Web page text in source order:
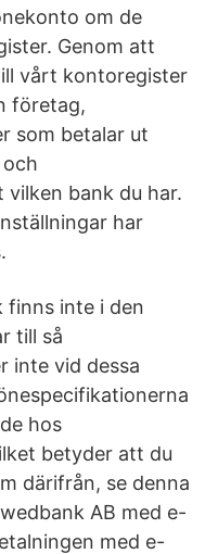
om de
Genom att
vårt kontoregister
företag,
som betalar ut
bank du har.
har
finns inte i den
till så
inte vid dessa
hos
betyder att du
därifrån, se denna
AB med e-
med e-